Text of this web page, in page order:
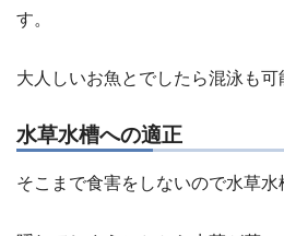
す。
大人しいお魚とでしたら混泳も可
水草水槽への適正
そこまで食害をしないので水草水